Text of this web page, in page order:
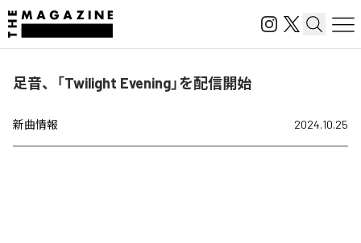
足音、「Twilight Evening」を配信開始
新曲情報 2024.10.25